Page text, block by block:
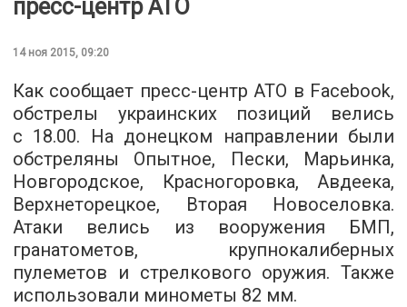
пресс-центр АТО
14 ноя 2015, 09:20
Как сообщает пресс-центр АТО в Facebook,
обстрелы украинских позиций велись
с 18.00. На донецком направлении были
обстреляны Опытное, Пески, Марьинка,
Новгородское, Красногоровка, Авдеека,
Верхнеторецкое, Вторая Новоселовка.
Атаки велись из вооружения БМП,
гранатометов, крупнокалиберных
пулеметов и стрелкового оружия. Также
использовали минометы 82 мм.